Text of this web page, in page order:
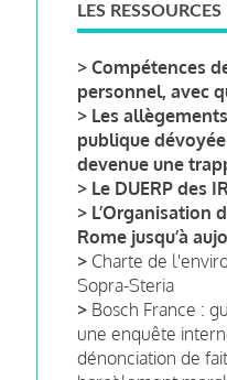
LES RESSOURCES
> Compétences
personnel, avec
> Les
publique
devenue une
> Le DUERP des
> L’Organisation
Rome jusqu’à
> Charte de
Sopra-Steria
> Bosch France :
une enquête
dénonciation de